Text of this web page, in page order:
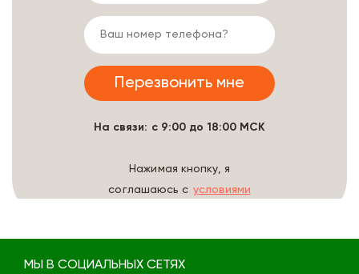
На связи: с 9:00 до 18:00 МСК
Нажимая кнопку, я
соглашаюсь с условиями
МЫ В СОЦИАЛЬНЫХ СЕТЯХ